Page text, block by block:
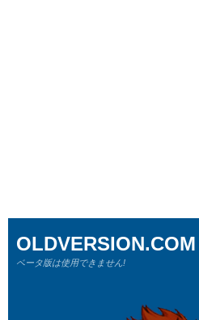
OLDVERSION.COM
ベータ版は使用できません!